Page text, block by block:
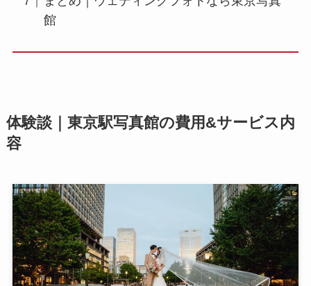
館
体験談｜東京駅写真館の費用&サービス内
容